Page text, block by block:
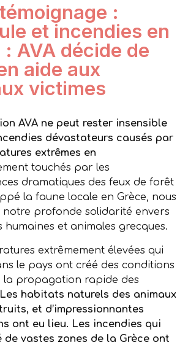
:
et incendies en
: AVA décide de
aide aux
victimes
AVA ne peut rester insensible
dévastateurs causés par
extrêmes en
touchés par les
dramatiques des feux de forêt
la faune locale en Grèce, nous
notre profonde solidarité envers
humaines et animales grecques.
extrêmement élevées qui
le pays ont créé des conditions
la propagation rapide des
Les habitats naturels des animaux
et d’impressionnantes
ont eu lieu. Les incendies qui
de vastes zones de la Grèce ont